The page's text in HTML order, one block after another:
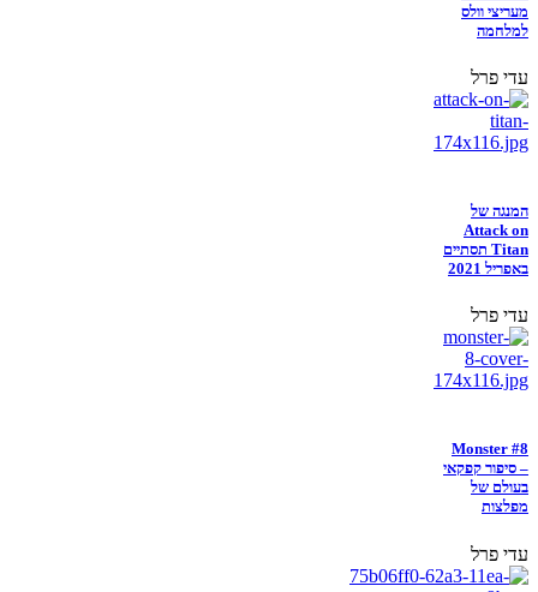
מעריצי וולס
למלחמה
עדי פרל
המנגה של
Attack on
Titan תסתיים
באפריל 2021
עדי פרל
Monster #8
– סיפור קפקאי
בעולם של
מפלצות
עדי פרל